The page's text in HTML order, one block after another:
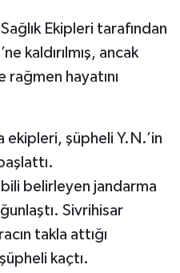
Ekipleri tarafından
kaldırılmış, ancak
rağmen hayatını
ekipleri, şüpheli Y.N.’in
belirleyen jandarma
Sivrihisar
takla attığı
kaçtı.